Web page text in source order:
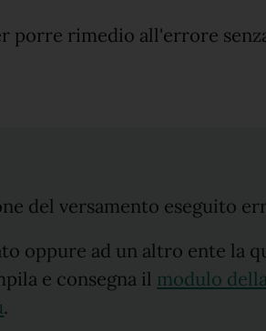
porre rimedio all'errore
del versamento eseguito
oppure ad un altro ente la
e consegna il modulo
.